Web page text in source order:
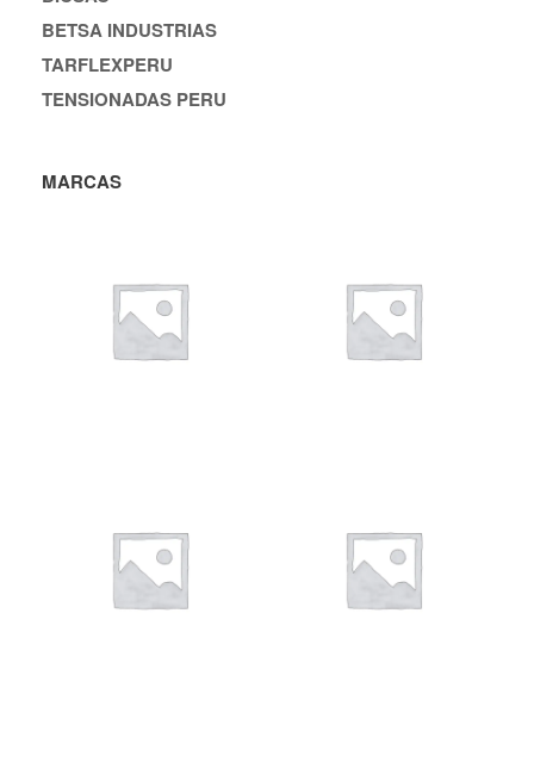
BETSA INDUSTRIAS
TARFLEXPERU
TENSIONADAS PERU
MARCAS